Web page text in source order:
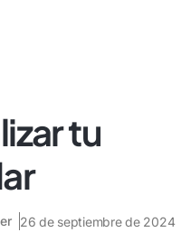
tu
26 de septiembre de 2024